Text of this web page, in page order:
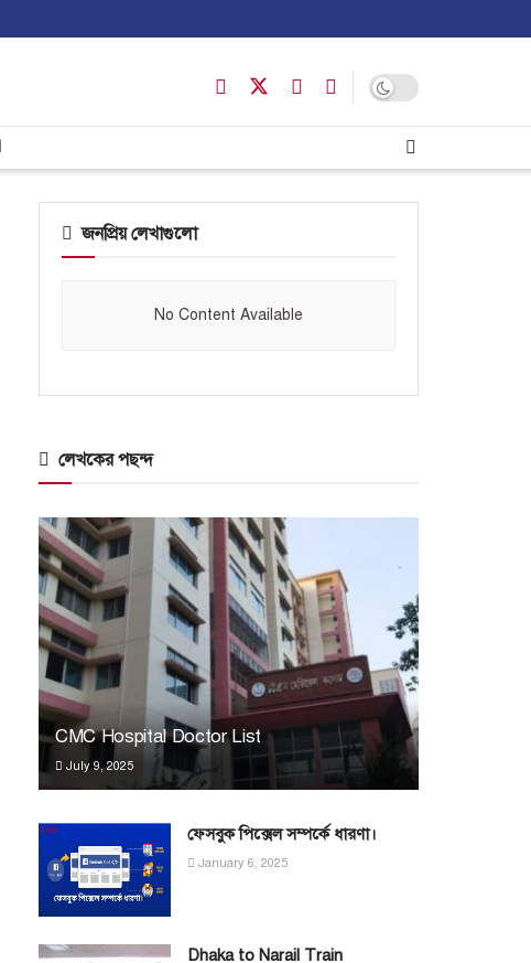
জনপ্রিয় লেখাগুলো
No Content Available
লেখকের পছন্দ
CMC Hospital Doctor List
July 9, 2025
ফেসবুক পিক্সেল সম্পর্কে ধারণা।
January 6, 2025
Dhaka to Narail Train